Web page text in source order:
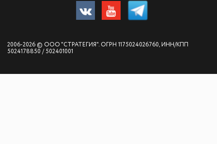
2006-2026 © ООО "СТРАТЕГИЯ". ОГРН 1175024026760, ИНН/КПП
5024178850 / 502401001